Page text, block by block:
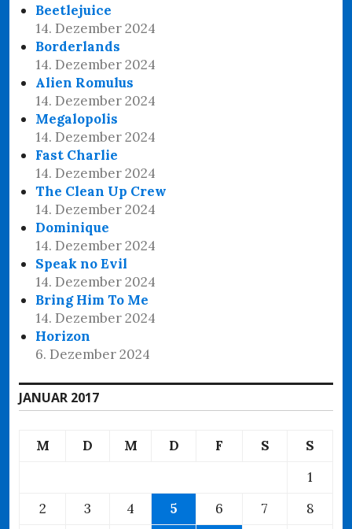
Beetlejuice
14. Dezember 2024
Borderlands
14. Dezember 2024
Alien Romulus
14. Dezember 2024
Megalopolis
14. Dezember 2024
Fast Charlie
14. Dezember 2024
The Clean Up Crew
14. Dezember 2024
Dominique
14. Dezember 2024
Speak no Evil
14. Dezember 2024
Bring Him To Me
14. Dezember 2024
Horizon
6. Dezember 2024
JANUAR 2017
M D M D F S
S
1
2
3 4 5 6 7
8